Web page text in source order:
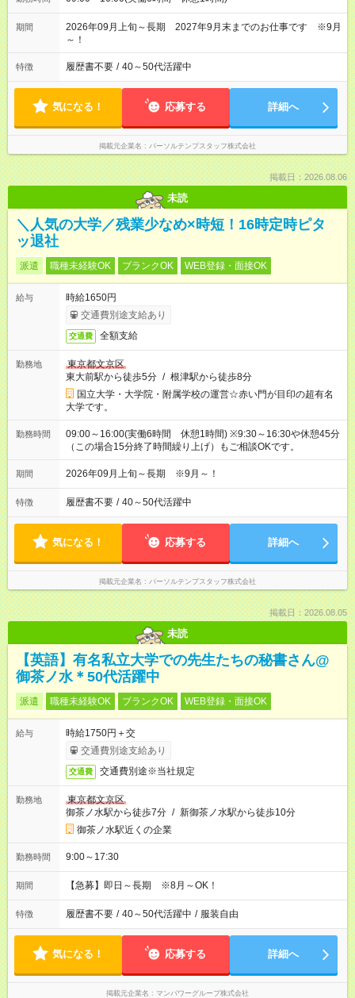
期間
2026年09月上旬～長期 2027年9月末までのお仕事です ※9月
～！
特徴 履歴書不要 / 40～50代活躍中
気になる！ 応募する 詳細へ
掲載元企業名 パーソルテンプスタッフ株式会社
掲載日：2026.08.06
未読
＼人気の大学／残業少なめ×時短！16時定時ピタ
ッ退社
派遣 職種未経験OK ブランクOK WEB登録・面接OK
給与
時給1650円
交通費別途支給あり
交通費 全額支給
勤務地
東京都文京区
東大前駅から徒歩5分 / 根津駅から徒歩8分
国立大学・大学院・附属学校の運営☆赤い門が目印の超有名
大学です。
勤務時間
09:00～16:00(実働6時間 休憩1時間) ※9:30～16:30や休憩45分
（この場合15分終了時間繰り上げ）もご相談OKです。
期間 2026年09月上旬～長期 ※9月～！
特徴 履歴書不要 / 40～50代活躍中
気になる！ 応募する 詳細へ
掲載元企業名 パーソルテンプスタッフ株式会社
掲載日：2026.08.05
未読
【英語】有名私立大学での先生たちの秘書さん@
御茶ノ水＊50代活躍中
派遣 職種未経験OK ブランクOK WEB登録・面接OK
給与
時給1750円＋交
交通費別途支給あり
交通費 交通費別途※当社規定
勤務地
東京都文京区
御茶ノ水駅から徒歩7分 / 新御茶ノ水駅から徒歩10分
御茶ノ水駅近くの企業
勤務時間 9:00～17:30
期間 【急募】即日～長期 ※8月～OK！
特徴 履歴書不要 / 40～50代活躍中 / 服装自由
気になる！ 応募する 詳細へ
掲載元企業名 マンパワーグループ株式会社